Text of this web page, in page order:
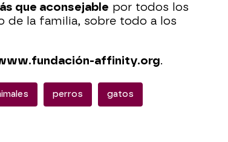
que aconsejable por todos los
de la familia, sobre todo a los
affinity.org.
perros gatos